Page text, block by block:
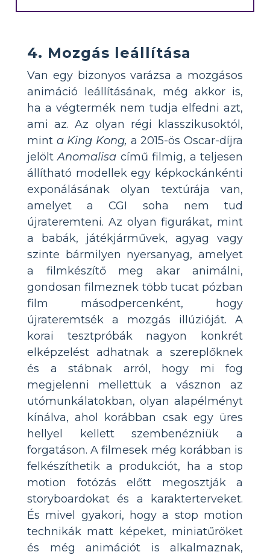
4. Mozgás leállítása
Van egy bizonyos varázsa a mozgásos
animáció leállításának, még akkor is,
ha a végtermék nem tudja elfedni azt,
ami az. Az olyan régi klasszikusoktól,
mint a King Kong, a 2015-ös Oscar-díjra
jelöltAnomalisa című filmig, a teljesen
állítható modellek egy képkockánkénti
exponálásának olyan textúrája van,
amelyet a CGI soha nem tud
újrateremteni. Az olyan figurákat, mint
a babák, játékjárművek, agyag vagy
szinte bármilyen nyersanyag, amelyet
a filmkészítő meg akar animálni,
gondosan filmeznek több tucat pózban
film másodpercenként, hogy
újrateremtsék a mozgás illúzióját. A
korai tesztpróbák nagyon konkrét
elképzelést adhatnak a szereplőknek
és a stábnak arról, hogy mi fog
megjelenni mellettük a vásznon az
utómunkálatokban, olyan alapélményt
kínálva, ahol korábban csak egy üres
hellyel kellett szembenézniük a
forgatáson. A filmesek még korábban is
felkészíthetik a produkciót, ha a stop
motion fotózás előtt megosztják a
storyboardokat és a karakterterveket.
És mivel gyakori, hogy a stop motion
technikák matt képeket, miniatűröket
és még animációt is alkalmaznak,